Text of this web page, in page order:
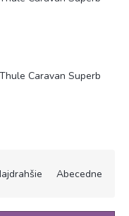
Caravan Superb
Abecedne